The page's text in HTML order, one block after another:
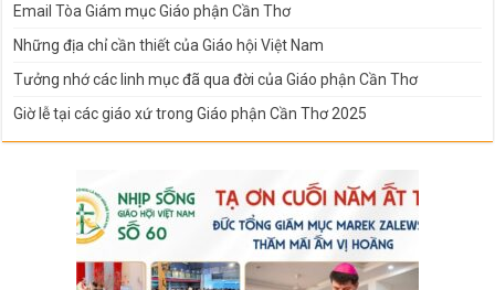
Email Tòa Giám mục Giáo phận Cần Thơ
Những địa chỉ cần thiết của Giáo hội Việt Nam
Tưởng nhớ các linh mục đã qua đời của Giáo phận Cần Thơ
Giờ lễ tại các giáo xứ trong Giáo phận Cần Thơ 2025